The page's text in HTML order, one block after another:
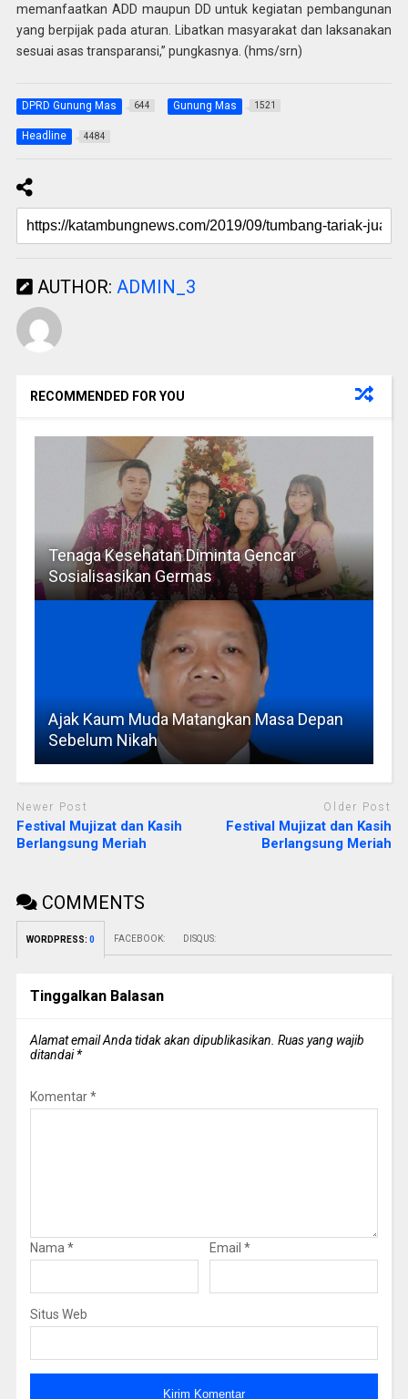
memanfaatkan ADD maupun DD untuk kegiatan pembangunan
yang berpijak pada aturan. Libatkan masyarakat dan laksanakan
sesuai asas transparansi,” pungkasnya. (hms/srn)
DPRD Gunung Mas 644 Gunung Mas 1521
Headline 4484
AUTHOR: ADMIN_3
RECOMMENDED FOR YOU
Tenaga Kesehatan Diminta Gencar
Sosialisasikan Germas
Ajak Kaum Muda Matangkan Masa Depan
Sebelum Nikah
Newer Post
Festival Mujizat dan Kasih
Berlangsung Meriah
Older Post
Festival Mujizat dan Kasih
Berlangsung Meriah
COMMENTS
WORDPRESS: 0 FACEBOOK: DISQUS:
Tinggalkan Balasan
Alamat email Anda tidak akan dipublikasikan. Ruas yang wajib
ditandai*
Komentar*
Nama * Email *
Situs Web